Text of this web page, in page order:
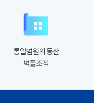
통일염원의 동산
벽돌조적